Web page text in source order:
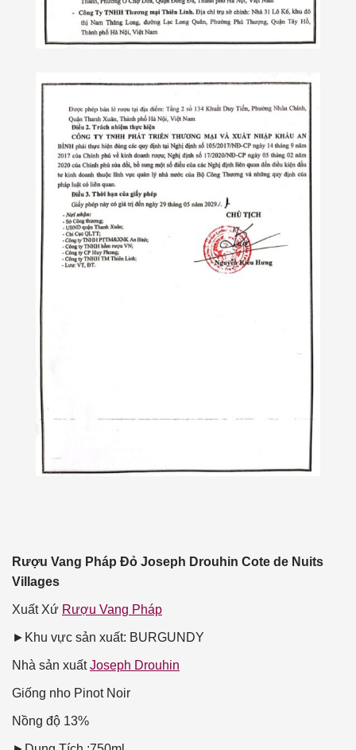
Rượu Vang Pháp Đỏ Joseph Drouhin Cote de Nuits
Villages
Xuất Xứ Rượu Vang Pháp
►Khu vực sản xuất: BURGUNDY
Nhà sản xuất Joseph Drouhin
Giống nho Pinot Noir
Nồng độ 13%